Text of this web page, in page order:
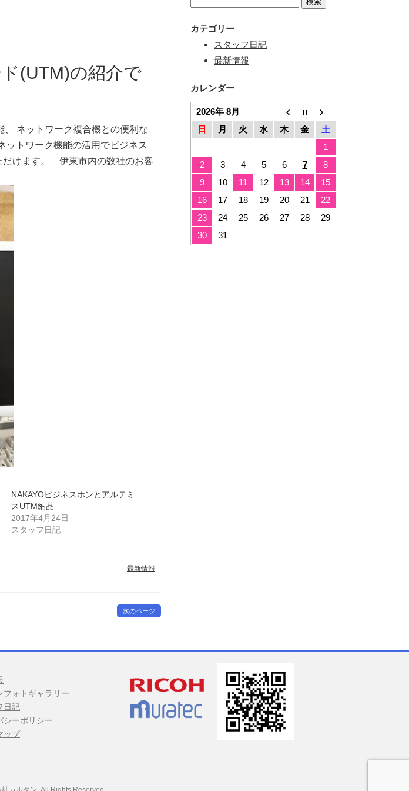
(UTM)の紹介で
ネットワーク複合機との便利な
トワーク機能の活用でビジネス
けます。 伊東市内の数社のお客
NAKAYOビジネスホンとアルテミ
スUTM納品
2017年4月24日
スタッフ日記
最新情報
次のページ
カテゴリー
スタッフ日記
最新情報
カレンダー
2026年 8月
日
月 火 水 木 金
土
1
2
3 4 5 6 7
8
9
10 11 12 13 14
15
16
17 18 19 20 21
22
23
24 25 26 27 28
29
30
31
フォトギャラリー
日記
シーポリシー
ップ